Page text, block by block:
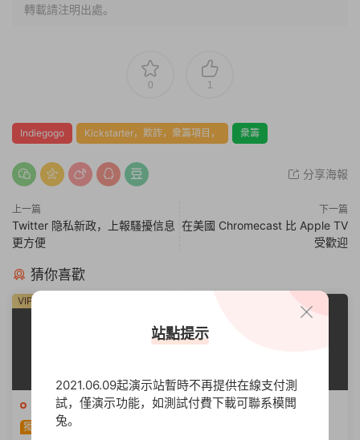
轉載請注明出處。
0 1
Indiegogo Kickstarter，欺詐，衆籌項目， 衆籌
分享海報
上一篇
Twitter 隐私新政，上報騷擾信息
更方便
下一篇
在美國 Chromecast 比 Apple TV
受歡迎
猜你喜歡
子分類1
獨家
測試資源下載
VIP
Grid分類
站點提示
2021.06.09起演示站暫時不再提供在線支付測
試，僅演示功能，如測試付費下載可聯系模闆
兔。